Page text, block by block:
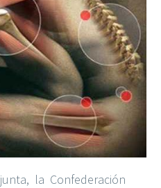
la Confederación